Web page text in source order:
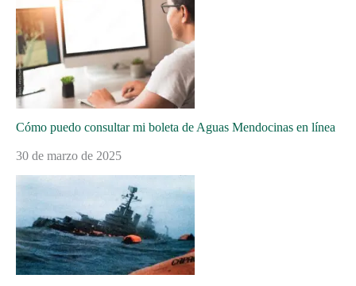
Cómo puedo consultar mi boleta de Aguas Mendocinas en línea
30 de marzo de 2025